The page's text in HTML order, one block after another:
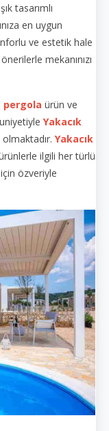
tasarımlı
en uygun
ve estetik hale
mekanınızı
pergola ürün ve
Yakacık
Yakacık
ilgili her türlü
özveriyle